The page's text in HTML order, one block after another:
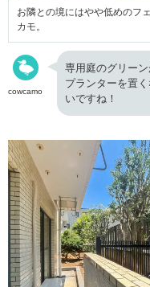
お隣との境にはやや低めのフ
カモ。
cowcamo
専用庭のグリー
プランターを置
いですね！